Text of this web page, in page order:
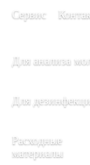
Сервис
Для анализа
Для
Расходные
материалы